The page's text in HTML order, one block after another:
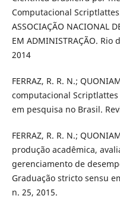
Computacional
ASSOCIAÇÃO NACIONAL
EM ADMINISTRAÇÃO.
2014
FERRAZ, R. R. N.;
computacional
em pesquisa no Brasil.
FERRAZ, R. R. N.;
produção acadêmica,
gerenciamento de
Graduação stricto sensu
n. 25, 2015.